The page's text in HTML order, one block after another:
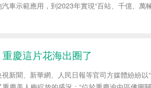
車示範應用，到2023年實現“百站、千億、萬
慶這片花海出圈了
新聞、新華網、人民日報等官司方媒體紛紛以